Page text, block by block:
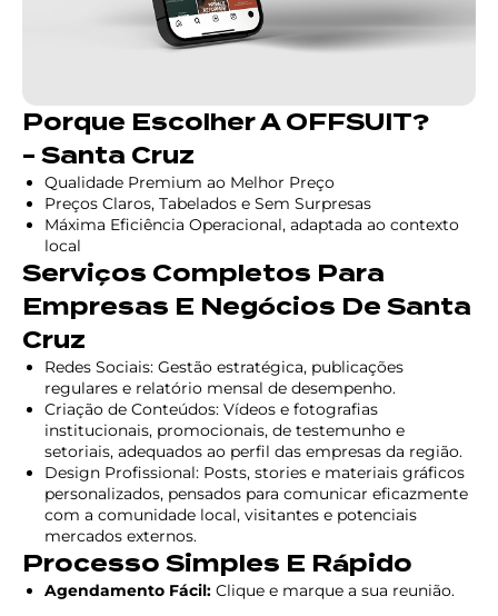
Porque Escolher A OFFSUIT?
- Santa Cruz
Qualidade Premium ao Melhor Preço
Preços Claros, Tabelados e Sem Surpresas
Máxima Eficiência Operacional, adaptada ao contexto
local
Serviços Completos Para
Empresas E Negócios De Santa
Cruz
Redes Sociais: Gestão estratégica, publicações
regulares e relatório mensal de desempenho.
Criação de Conteúdos: Vídeos e fotografias
institucionais, promocionais, de testemunho e
setoriais, adequados ao perfil das empresas da região.
Design Profissional: Posts, stories e materiais gráficos
personalizados, pensados para comunicar eficazmente
com a comunidade local, visitantes e potenciais
mercados externos.
Processo Simples E Rápido
Agendamento Fácil: Clique e marque a sua reunião.